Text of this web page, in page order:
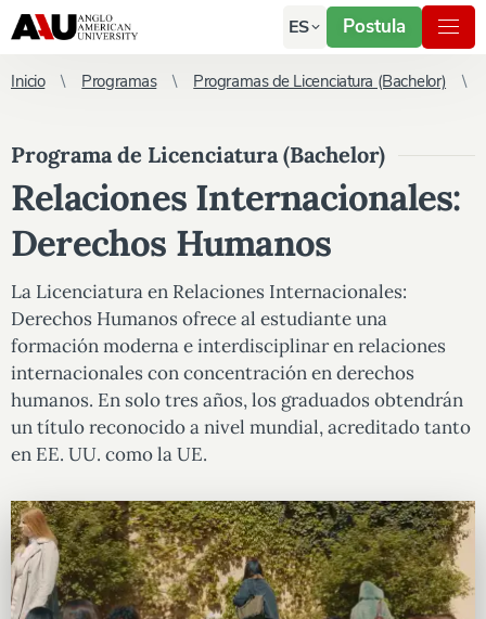
ES Postula
Inicio Programas Programas de Licenciatura (Bachelor)
Programa de Licenciatura (Bachelor)
Relaciones Internacionales:
Derechos Humanos
La Licenciatura en Relaciones Internacionales:
Derechos Humanos ofrece al estudiante una
formación moderna e interdisciplinar en relaciones
internacionales con concentración en derechos
humanos. En solo tres años, los graduados obtendrán
un título reconocido a nivel mundial, acreditado tanto
en EE. UU. como la UE.